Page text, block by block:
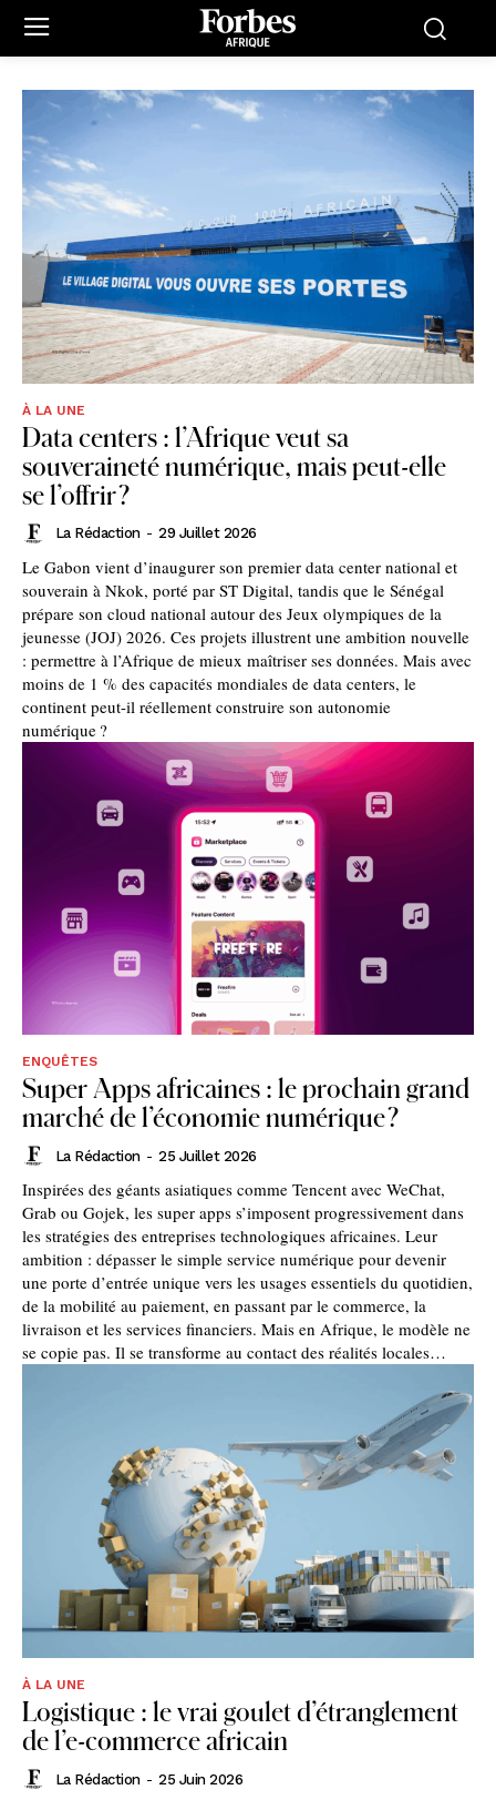
À LA UNE
Data centers : l’Afrique veut sa
souveraineté numérique, mais peut-elle
se l’offrir ?
La Rédaction - 29 Juillet 2026
Le Gabon vient d’inaugurer son premier data center national et
souverain à Nkok, porté par ST Digital, tandis que le Sénégal
prépare son cloud national autour des Jeux olympiques de la
jeunesse (JOJ) 2026. Ces projets illustrent une ambition nouvelle
: permettre à l’Afrique de mieux maîtriser ses données. Mais avec
moins de 1 % des capacités mondiales de data centers, le
continent peut-il réellement construire son autonomie
numérique ?
ENQUÊTES
Super Apps africaines : le prochain grand
marché de l’économie numérique ?
La Rédaction - 25 Juillet 2026
Inspirées des géants asiatiques comme Tencent avec WeChat,
Grab ou Gojek, les super apps s’imposent progressivement dans
les stratégies des entreprises technologiques africaines. Leur
ambition : dépasser le simple service numérique pour devenir
une porte d’entrée unique vers les usages essentiels du quotidien,
de la mobilité au paiement, en passant par le commerce, la
livraison et les services financiers. Mais en Afrique, le modèle ne
se copie pas. Il se transforme au contact des réalités locales…
À LA UNE
Logistique : le vrai goulet d’étranglement
de l’e-commerce africain
La Rédaction - 25 Juin 2026